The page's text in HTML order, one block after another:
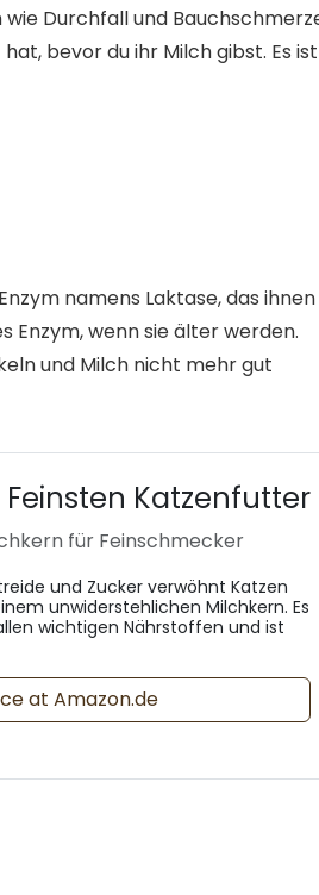
Durchfall und
bevor du ihr Milch gibst. Es ist
namens Laktase, das ihnen
Enzym, wenn sie älter werden.
und Milch nicht mehr gut
Katzenfutter
für Feinschmecker
und Zucker verwöhnt Katzen
unwiderstehlichen Milchkern. Es
wichtigen Nährstoffen und ist
at Amazon.de